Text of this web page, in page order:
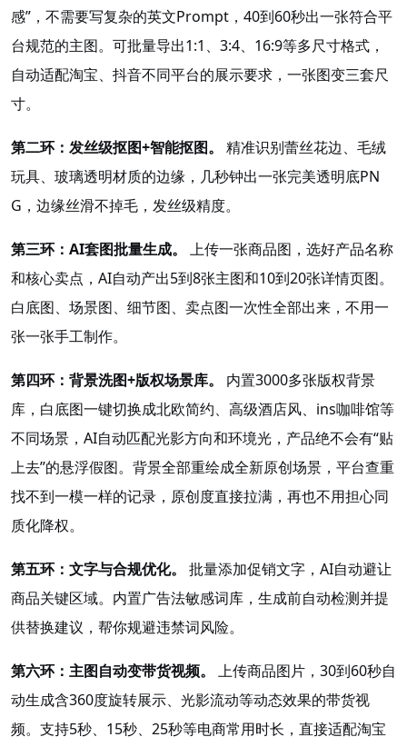
感”，不需要写复杂的英文Prompt，40到60秒出一张符合平
台规范的主图。可批量导出1:1、3:4、16:9等多尺寸格式，
自动适配淘宝、抖音不同平台的展示要求，一张图变三套尺
寸。
第二环：发丝级抠图+智能抠图。
精准识别蕾丝花边、毛绒
玩具、玻璃透明材质的边缘，几秒钟出一张完美透明底PN
G，边缘丝滑不掉毛，发丝级精度。
第三环：AI套图批量生成。
上传一张商品图，选好产品名称
和核心卖点，AI自动产出5到8张主图和10到20张详情页图。
白底图、场景图、细节图、卖点图一次性全部出来，不用一
张一张手工制作。
第四环：背景洗图+版权场景库。
内置3000多张版权背景
库，白底图一键切换成北欧简约、高级酒店风、ins咖啡馆等
不同场景，AI自动匹配光影方向和环境光，产品绝不会有“贴
上去”的悬浮假图。背景全部重绘成全新原创场景，平台查重
找不到一模一样的记录，原创度直接拉满，再也不用担心同
质化降权。
第五环：文字与合规优化。
批量添加促销文字，AI自动避让
商品关键区域。内置广告法敏感词库，生成前自动检测并提
供替换建议，帮你规避违禁词风险。
第六环：主图自动变带货视频。
上传商品图片，30到60秒自
动生成含360度旋转展示、光影流动等动态效果的带货视
频。支持5秒、15秒、25秒等电商常用时长，直接适配淘宝